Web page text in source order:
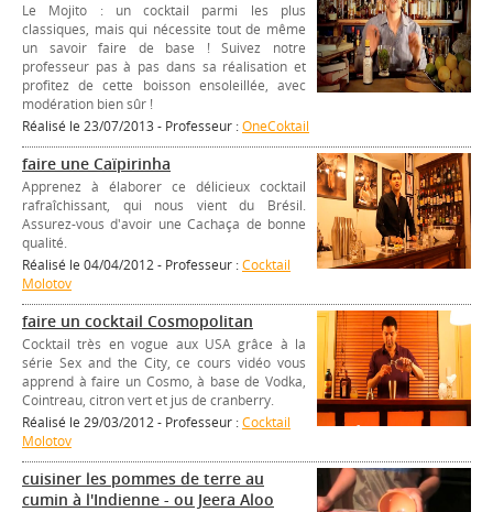
Le Mojito : un cocktail parmi les plus
classiques, mais qui nécessite tout de même
un savoir faire de base ! Suivez notre
professeur pas à pas dans sa réalisation et
profitez de cette boisson ensoleillée, avec
modération bien sûr !
Réalisé le 23/07/2013 - Professeur :OneCoktail
faire une Caïpirinha
Apprenez à élaborer ce délicieux cocktail
rafraîchissant, qui nous vient du Brésil.
Assurez-vous d'avoir une Cachaça de bonne
qualité.
Réalisé le 04/04/2012 - Professeur :Cocktail
Molotov
faire un cocktail Cosmopolitan
Cocktail très en vogue aux USA grâce à la
série Sex and the City, ce cours vidéo vous
apprend à faire un Cosmo, à base de Vodka,
Cointreau, citron vert et jus de cranberry.
Réalisé le 29/03/2012 - Professeur :Cocktail
Molotov
cuisiner les pommes de terre au
cumin à l'Indienne - ou Jeera Aloo